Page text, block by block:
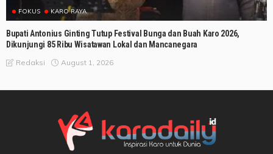
FOKUS KARO RAYA
Bupati Antonius Ginting Tutup Festival Bunga dan Buah Karo 2026,
Dikunjungi 85 Ribu Wisatawan Lokal dan Mancanegara
Redaksi August 1, 2026